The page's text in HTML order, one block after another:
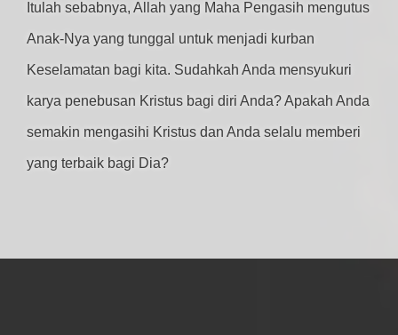
Itulah sebabnya, Allah yang Maha Pengasih mengutus
Anak-Nya yang tunggal untuk menjadi kurban
Keselamatan bagi kita. Sudahkah Anda mensyukuri
karya penebusan Kristus bagi diri Anda? Apakah Anda
semakin mengasihi Kristus dan Anda selalu memberi
yang terbaik bagi Dia?